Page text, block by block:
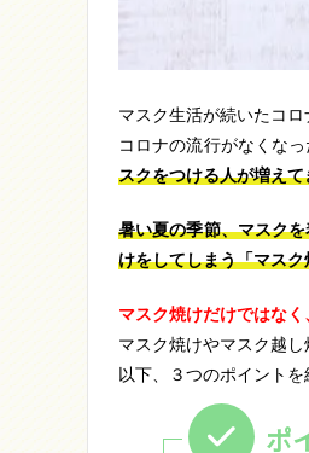
マスク生活が続いたコ
コロナの流行がなくな
スクをつける人が増え
暑い夏の季節、マスク
けをしてしまう「マス
マスク焼けだけではな
マスク焼けやマスク越
以下、３つのポイントを